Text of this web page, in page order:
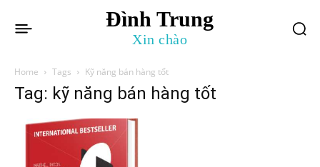
Đình Trung
Xin chào
Home Tags Kỹ năng bán hàng tốt
Tag: kỹ năng bán hàng tốt